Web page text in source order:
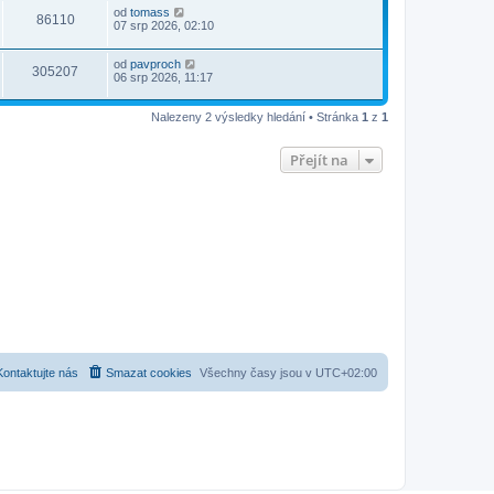
86110 od tomass
07 srp 2026, 02:10
305207 od pavproch
06 srp 2026, 11:17
Nalezeny 2 výsledky hledání • Stránka 1 z 1
Přejít na
Všechny časy jsou v UTC+02:00
Smazat cookies
nás